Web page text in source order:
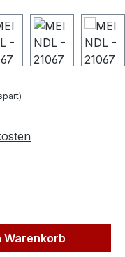
Warenkorb